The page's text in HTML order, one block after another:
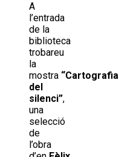
A
l’entrada
de la
biblioteca
trobareu
la
mostra “Cartografia
del
silenci”,
una
selecció
de
l’obra